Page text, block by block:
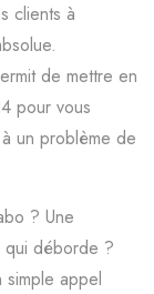
clients à
de mettre en
pour vous
un problème de
? Une
qui déborde ?
appel